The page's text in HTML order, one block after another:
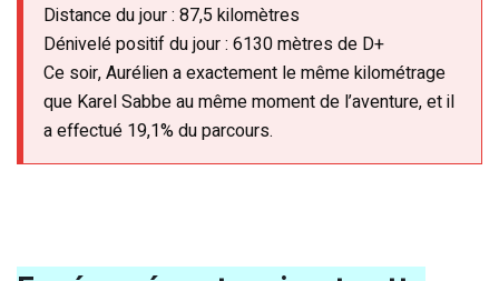
Distance du jour : 87,5 kilomètres
Dénivelé positif du jour : 6130 mètres de D+
Ce soir, Aurélien a exactement le même kilométrage
que Karel Sabbe au même moment de l’aventure, et il
a effectué 19,1% du parcours.